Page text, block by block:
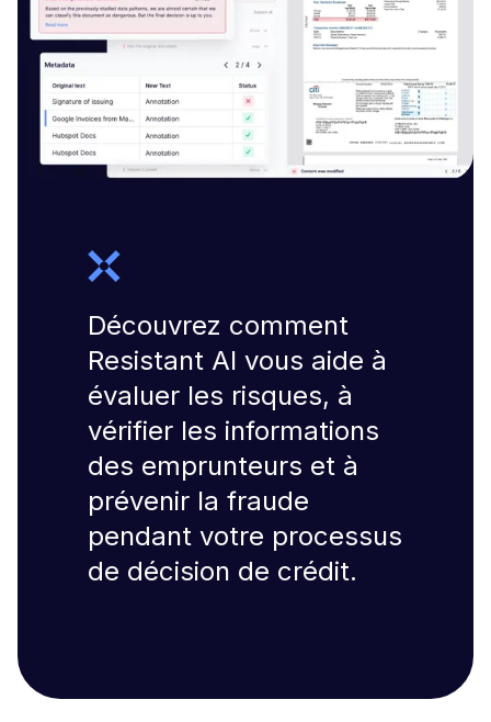
Découvrez comment
Resistant AI vous aide à
évaluer les risques, à
vérifier les informations
des emprunteurs et à
prévenir la fraude
pendant votre processus
de décision de crédit.